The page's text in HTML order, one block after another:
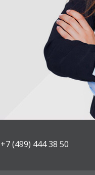
+7 (499) 444 38 50